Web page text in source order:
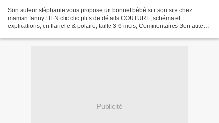
Son auteur stéphanie vous propose un bonnet bébé sur son site chez
maman fanny LIEN clic clic plus de détails COUTURE, schéma et
explications, en flanelle & polaire, taille 3-6 mois, Commentaires Son auteur
Publicité